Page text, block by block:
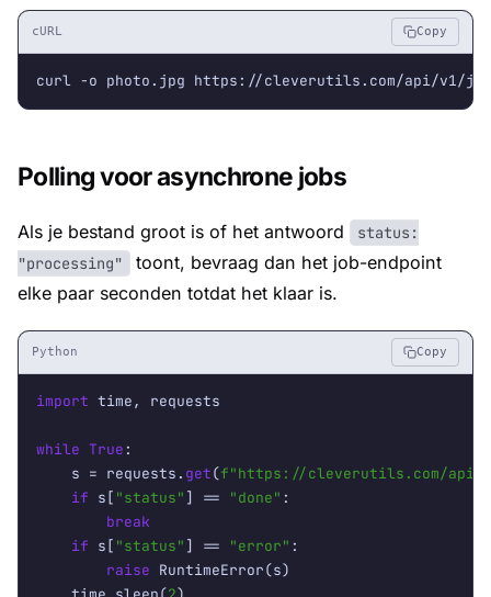
cURL Copy
curl -o photo.jpg https://cleverutils.com/api/v1/
Polling voor asynchrone jobs
Als je bestand groot is of het antwoord
status:
"processing"
toont, bevraag dan het job-endpoint
elke paar seconden totdat het klaar is.
Python Copy
import time, requests
while True :
    s = requests.
get(f"https://cleverutils.com/api/
if s[ "status" ] == "done" :
break
if s[ "status" ] == "error" :
raise RuntimeError(s)